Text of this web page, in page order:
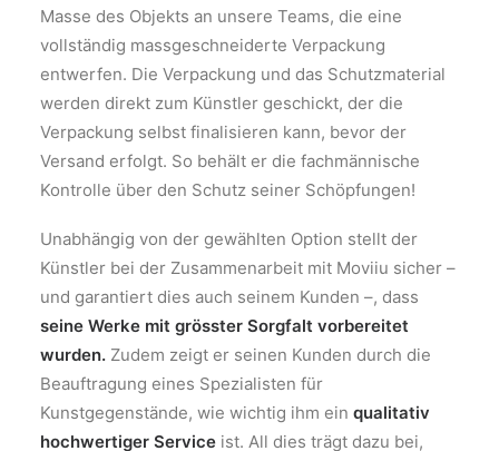
Masse des Objekts an unsere Teams, die eine
vollständig massgeschneiderte Verpackung
entwerfen. Die Verpackung und das Schutzmaterial
werden direkt zum Künstler geschickt, der die
Verpackung selbst finalisieren kann, bevor der
Versand erfolgt. So behält er die fachmännische
Kontrolle über den Schutz seiner Schöpfungen!
Unabhängig von der gewählten Option stellt der
Künstler bei der Zusammenarbeit mit Moviiu sicher –
und garantiert dies auch seinem Kunden –, dass
seine Werke mit grösster Sorgfalt vorbereitet
wurden. Zudem zeigt er seinen Kunden durch die
Beauftragung eines Spezialisten für
Kunstgegenstände, wie wichtig ihm ein qualitativ
hochwertiger Service ist. All dies trägt dazu bei,